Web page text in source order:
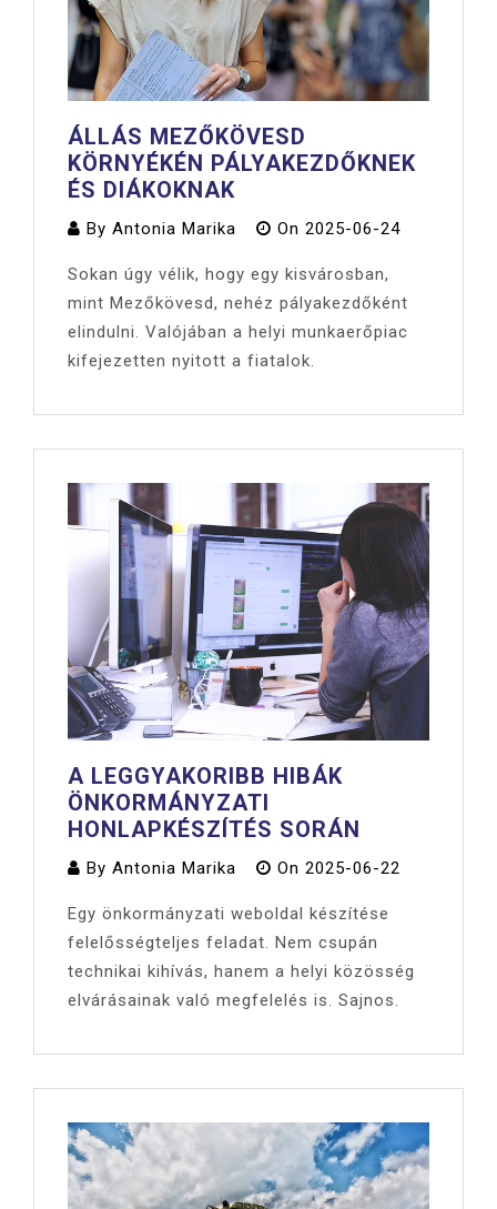
ÁLLÁS MEZŐKÖVESD
KÖRNYÉKÉN PÁLYAKEZDŐKNEK
ÉS DIÁKOKNAK
By Antonia Marika On 2025-06-24
Sokan úgy vélik, hogy egy kisvárosban,
mint Mezőkövesd, nehéz pályakezdőként
elindulni. Valójában a helyi munkaerőpiac
kifejezetten nyitott a fiatalok.
A LEGGYAKORIBB HIBÁK
ÖNKORMÁNYZATI
HONLAPKÉSZÍTÉS SORÁN
By Antonia Marika On 2025-06-22
Egy önkormányzati weboldal készítése
felelősségteljes feladat. Nem csupán
technikai kihívás, hanem a helyi közösség
elvárásainak való megfelelés is. Sajnos.